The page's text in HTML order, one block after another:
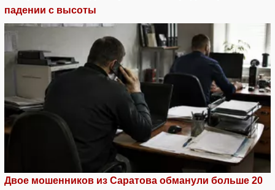
падении с высоты
Двое мошенников из Саратова обманули больше 20